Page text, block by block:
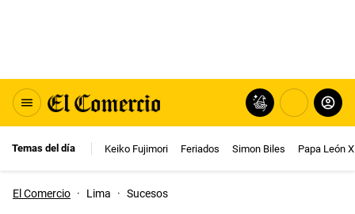
Temas del día Keiko Fujimori Feriados Simon Biles Papa León
El Comercio · Lima · Sucesos